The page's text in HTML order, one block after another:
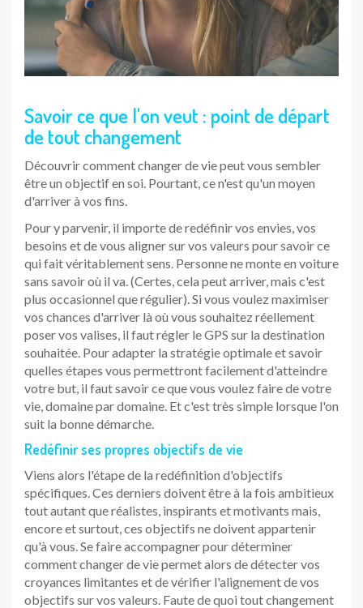
Savoir ce que l'on veut : point de départ
de tout changement
Découvrir comment changer de vie peut vous sembler
être un objectif en soi. Pourtant, ce n'est qu'un moyen
d'arriver à vos fins.
Pour y parvenir, il importe de redéfinir vos envies, vos
besoins et de vous aligner sur vos valeurs pour savoir ce
qui fait véritablement sens. Personne ne monte en voiture
sans savoir où il va. (Certes, cela peut arriver, mais c'est
plus occasionnel que régulier). Si vous voulez maximiser
vos chances d'arriver là où vous souhaitez réellement
poser vos valises, il faut régler le GPS sur la destination
souhaitée. Pour adapter la stratégie optimale et savoir
quelles étapes vous permettront facilement d'atteindre
votre but, il faut savoir ce que vous voulez faire de votre
vie, domaine par domaine. Et c'est très simple lorsque l'on
suit la bonne démarche.
Redéfinir ses propres objectifs de vie
Viens alors l'étape de la redéfinition d'objectifs
spécifiques. Ces derniers doivent être à la fois ambitieux
tout autant que réalistes, inspirants et motivants mais,
encore et surtout, ces objectifs ne doivent appartenir
qu'à vous. Se faire accompagner pour déterminer
comment changer de vie permet alors de détecter vos
croyances limitantes et de vérifier l'alignement de vos
objectifs sur vos valeurs. Faute de quoi tout changement